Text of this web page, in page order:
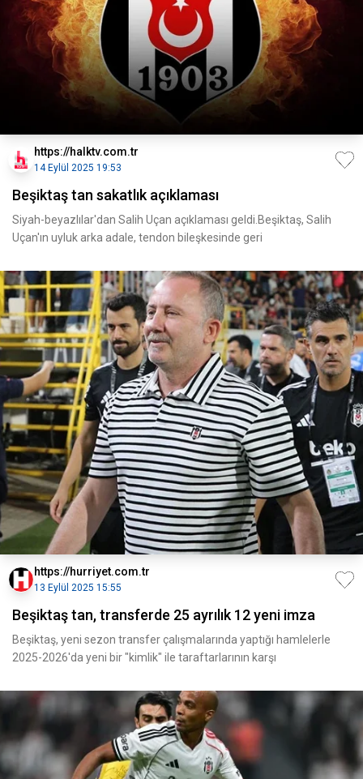
https://halktv.com.tr
14 Eylül 2025 19:53
Beşiktaş tan sakatlık açıklaması
Siyah-beyazlılar'dan Salih Uçan açıklaması geldi.Beşiktaş, Salih
Uçan'ın uyluk arka adale, tendon bileşkesinde geri
https://hurriyet.com.tr
13 Eylül 2025 15:55
Beşiktaş tan, transferde 25 ayrılık 12 yeni imza
Beşiktaş, yeni sezon transfer çalışmalarında yaptığı hamlelerle
2025-2026'da yeni bir "kimlik" ile taraftarlarının karşı